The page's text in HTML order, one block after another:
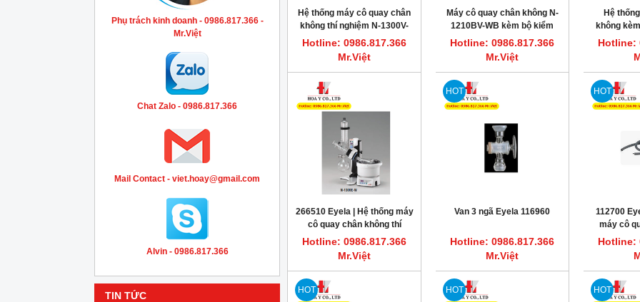
Phụ trách kinh doanh - 0986.817.366 -
Mr.Việt
Chat Zalo - 0986.817.366
Mail Contact - viet.hoay@gmail.com
Alvin - 0986.817.366
TIN TỨC
Hệ thống máy cô quay chân
không thí nghiệm N-1300V-
WB EYELA
Hotline: 0986.817.366
Mr.Việt
Máy cô quay chân không N-
1210BV-WB kèm bộ kiểm
soát chân không NVC-3000
Hotline: 0986.817.366
Mr.Việt
Hệ
không
không &
Hotline:
266510 Eyela | Hệ thống máy
cô quay chân không thí
nghiệm N-1300E-W
Hotline: 0986.817.366
Mr.Việt
HOT
Van 3 ngã Eyela 116960
Hotline: 0986.817.366
Mr.Việt
HOT
112700
máy cô
Hotline:
HOT HOT HOT